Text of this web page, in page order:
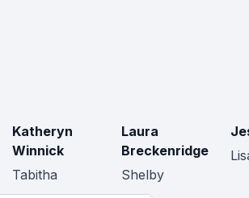
Katheryn
Winnick
Tabitha
Laura
Breckenridge
Shelby